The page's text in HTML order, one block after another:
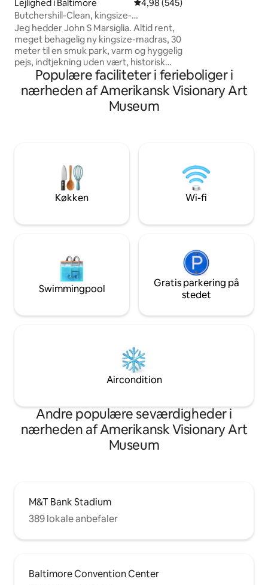
Lejlighed i Baltimore 4,98 ud af 5 i gennemsnitlig
4,98 (545)
Butchershill-Clean, kingsize-
dobbeltseng, parkering, ved siden af
park
Jeg hedder John S Marsiglia. Altid rent,
meget behagelig ny kingsize-madras, 30
meter til en smuk park, varm og hyggelig
pejs, indtjekning uden vært, historisk
2207 E Baltimore St. Søg på nettet. 83
kvm, 3,6 m højt til loftet, fuldt udstyret
køkken/køkkenette, kaffe, te, fløde,
Brita-vandkande med filter, 50" tv,
smukt badeværelse, dobbelte
brusehoveder og -sæder, privat fuldt
udstyret vaskerum
museer,
perfekte base til
Baltimore.
Populære faciliteter i ferieboliger i
nærheden af Amerikansk Visionary Art
Museum
Køkken Wi-fi
Swimmingpool
Gratis parkering på
stedet
Aircondition
Andre populære seværdigheder i
nærheden af Amerikansk Visionary Art
Museum
M&T Bank Stadium
389 lokale anbefaler
Baltimore Convention Center